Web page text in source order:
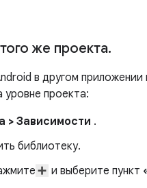
же проекта.
в другом
уровне проекта:
> Зависимости .
библиотеку.
и выберите пункт